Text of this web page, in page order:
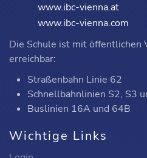
www.ibc-vienna.at
www.ibc-vienna.com
Die Schule ist mit
erreichbar:
Straßenbahn Linie 62
Schnellbahnlinien S2, S3
Buslinien 16A und 64B
Wichtige Links